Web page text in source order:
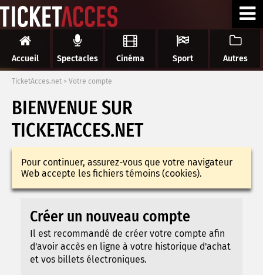
Accueil Spectacles Cinéma Sport Autres
TicketAcces.net > Votre compte
BIENVENUE SUR
TICKETACCES.NET
Pour continuer, assurez-vous que votre navigateur
Web accepte les fichiers témoins (cookies).
Créer un nouveau compte
Il est recommandé de créer votre compte afin
d'avoir accès en ligne à votre historique d'achat
et vos billets électroniques.